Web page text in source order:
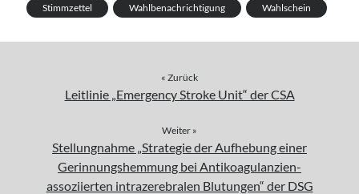
Stimmzettel Wahlbenachrichtigung Wahlschein
« Zurück
Leitlinie „Emergency Stroke Unit“ der CSA
Weiter »
Stellungnahme „Strategie der Aufhebung einer
Gerinnungshemmung bei Antikoagulanzien-
assoziierten intrazerebralen Blutungen“ der DSG